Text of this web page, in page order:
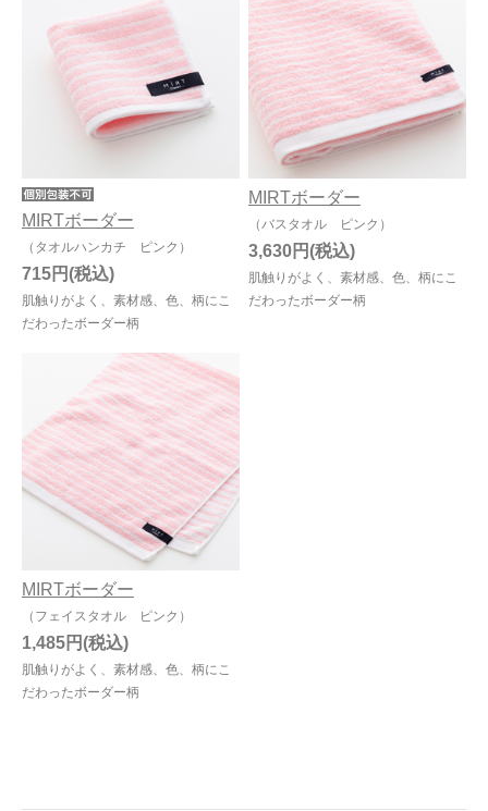
ヘルプ
大量購入・法人向けの購入の方は
MIRTボーダー
（タオルハンカチ ピンク）
肌触りがよく、素材感、色、柄にこ
だわったボーダー柄
715円
MIRTボーダー
（バスタオル ピンク）
肌触りがよく、素材感、色、柄にこ
だわったボーダー柄
3,630円
MIRTボーダー
（フェイスタオル ピンク）
肌触りがよく、素材感、色、柄にこ
だわったボーダー柄
1,485円